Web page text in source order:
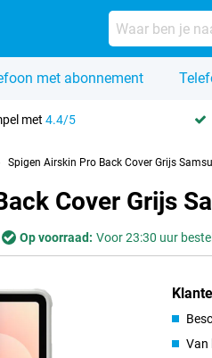
met abonnement
met4.4/5
Spigen Airskin Pro Back Cover Grijs
Cover Grijs
Op voorraad: Voor 23:30 uur
Van